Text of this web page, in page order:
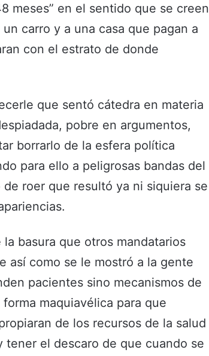
meses” en el sentido que se creen
carro y a una casa que pagan a
con el estrato de donde
que sentó cátedra en materia
pobre en argumentos,
borrarlo de la esfera política
para ello a peligrosas bandas del
roer que resultó ya ni siquiera se
basura que otros mandatarios
así como se le mostró a la gente
pacientes sino mecanismos de
maquiavélica para que
de los recursos de la salud
el descaro de que cuando se